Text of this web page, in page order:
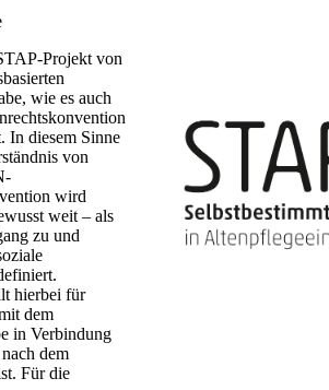
Projekt von
wie es auch
In diesem Sinne
von
wird
weit – als
zu und
hierbei für
dem
in Verbindung
dem
Für die